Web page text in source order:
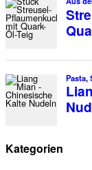
Kategorien